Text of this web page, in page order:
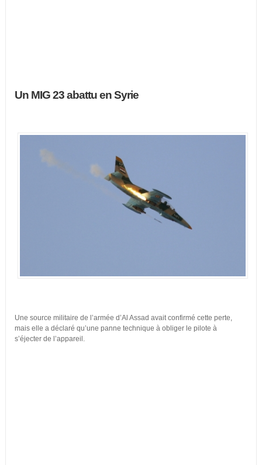
Un MIG 23 abattu en Syrie
Une source militaire de l’armée d’Al Assad avait confirmé cette perte,
mais elle a déclaré qu’une panne technique à obliger le pilote à
s’éjecter de l’appareil.